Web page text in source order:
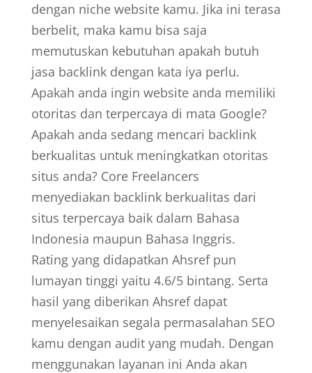
dengan niche website kamu. Jika ini terasa
berbelit, maka kamu bisa saja
memutuskan kebutuhan apakah butuh
jasa backlink dengan kata iya perlu.
Apakah anda ingin website anda memiliki
otoritas dan terpercaya di mata Google?
Apakah anda sedang mencari backlink
berkualitas untuk meningkatkan otoritas
situs anda? Core Freelancers
menyediakan backlink berkualitas dari
situs terpercaya baik dalam Bahasa
Indonesia maupun Bahasa Inggris.
Rating yang didapatkan Ahsref pun
lumayan tinggi yaitu 4.6/5 bintang. Serta
hasil yang diberikan Ahsref dapat
menyelesaikan segala permasalahan SEO
kamu dengan audit yang mudah. Dengan
menggunakan layanan ini Anda akan